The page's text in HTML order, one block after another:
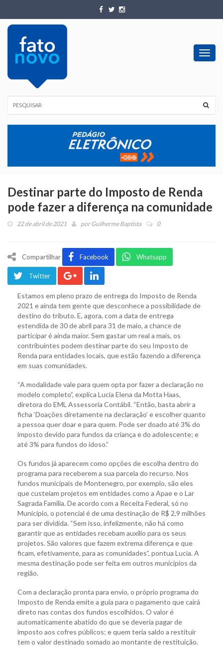
Destinar parte do Imposto de Renda
pode fazer a diferença na comunidade
22 de abril de 2021 porGuilherme Baptista 0
Compartilhar Facebook Whatsapp
Twitter
Estamos em pleno prazo de entrega do Imposto de Renda
2021 e ainda tem gente que desconhece a possibilidade de
destino do tributo. E, agora, com a data de entrega
estendida de 30 de abril para 31 de maio, a chance de
participar é ainda maior. Sem gastar um real a mais, os
contribuintes podem destinar parte do seu Imposto de
Renda para entidades locais, que estão fazendo a diferença
em suas comunidades.
“A modalidade vale para quem opta por fazer a declaração no
modelo completo”, explica Lucia Elena da Motta Haas,
diretora do EML Assessoria Contábil. “Então, basta abrir a
ficha ‘Doações diretamente na declaração’ e escolher quanto
a pessoa quer doar e para quem. Pode ser doado até 3% do
imposto devido para fundos da criança e do adolescente; e
até 3% para fundos do idoso.”
Os fundos já aparecem como opções de escolha dentro do
programa para receberem a sua parcela do recurso. Nos
fundos municipais de Montenegro, por exemplo, são eles
que custeiam projetos em entidades como a Apae e o Lar
Sagrada Família. De acordo com a Receita Federal, só no
Município, o potencial é de uma destinação de R$ 2,9 milhões
para ser dividida. “Sem isso, infelizmente, não há como
garantir que as entidades recebam auxílio para os seus
projetos. São valores que fazem extrema diferença e que
ficam, efetivamente, para as comunidades”, pontua Lucia. A
mesma destinação pode ser feita em outros municípios da
região.
Com a declaração pronta para envio, o próprio programa do
Imposto de Renda emite a guia para o pagamento que cairá
direto nas contas dos fundos escolhidos. O valor é
automaticamente abatido do que se deveria pagar de
imposto aos cofres públicos; e quem teria saldo a restituir
tem o valor destinado somado ao montante de restituição.